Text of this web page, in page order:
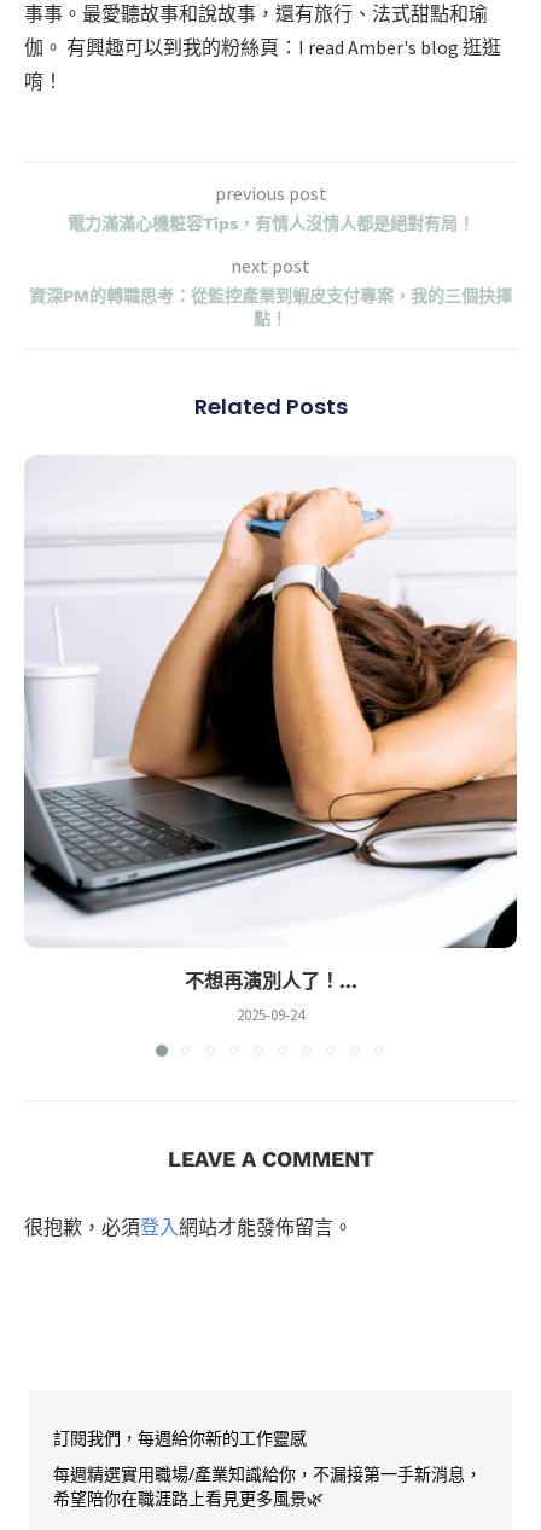
事事。最愛聽故事和說故事，還有旅行、法式甜點和瑜
伽。 有興趣可以到我的粉絲頁：I read Amber's blog 逛逛
唷！
previous post
電力滿滿心機粧容Tips，有情人沒情人都是絕對有局！
next post
資深PM的轉職思考：從監控產業到蝦皮支付專案，我的三個抉擇
點！
Related Posts
不想再演別人了！...
2025-09-24
LEAVE A COMMENT
很抱歉，必須登入網站才能發佈留言。
訂閱我們，每週給你新的工作靈感
每週精選實用職場/產業知識給你，不漏接第一手新消息，
希望陪你在職涯路上看見更多風景🌿